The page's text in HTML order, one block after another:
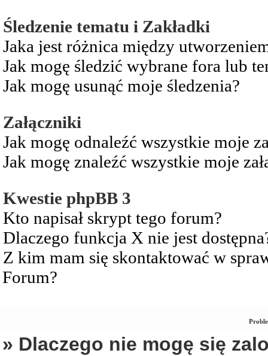
Śledzenie tematu i Zakładki
Jaka jest różnica między
Jak mogę śledzić wybrane fora lub
Jak mogę usunąć moje śledzenia?
Załączniki
Jak mogę odnaleźć wszystkie moje
Jak mogę znaleźć wszystkie moje
Kwestie phpBB 3
Kto napisał skrypt tego forum?
Dlaczego funkcja X nie jest
Z kim mam się skontaktować w
Forum?
» Dlaczego nie mogę się